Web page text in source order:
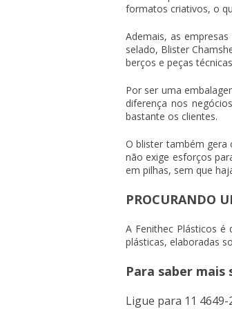
formatos criativos, o
Ademais, as
selado, Blister
berços e peças
Por ser uma
diferença nos
bastante os clientes.
O blister também gera
não exige esforços
em pilhas, sem que
PROCURANDO
A Fenithec Plásticos
plásticas, elaboradas
Para saber
Ligue para 11 4649-